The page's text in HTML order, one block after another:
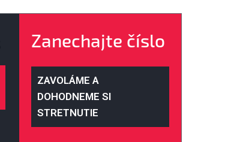
Zanechajte číslo
ZAVOLÁME A
DOHODNEME SI
STRETNUTIE